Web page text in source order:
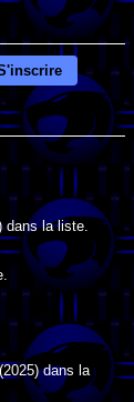
dans la liste.
dans la